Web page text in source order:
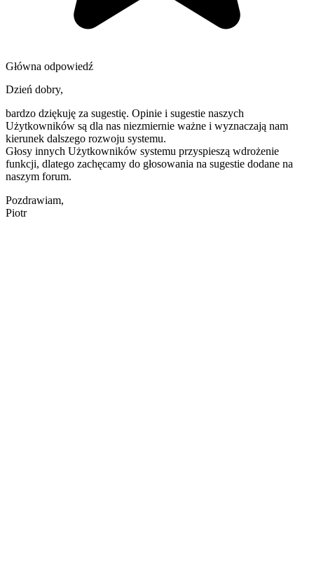
Główna odpowiedź
Dzień dobry,
bardzo dziękuję za sugestię. Opinie i sugestie naszych
Użytkowników są dla nas niezmiernie ważne i wyznaczają nam
kierunek dalszego rozwoju systemu.
Głosy innych Użytkowników systemu przyspieszą wdrożenie
funkcji, dlatego zachęcamy do głosowania na sugestie dodane na
naszym forum.
Pozdrawiam,
Piotr